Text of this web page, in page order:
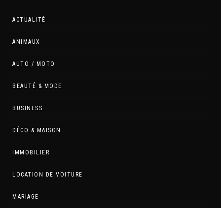
ACTUALITÉ
ANIMAUX
AUTO / MOTO
BEAUTÉ & MODE
BUSINESS
DÉCO & MAISON
IMMOBILIER
LOCATION DE VOITURE
MARIAGE